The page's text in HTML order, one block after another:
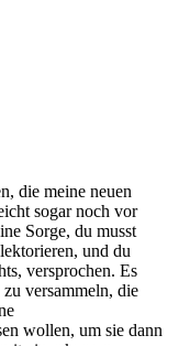
die meine neuen
sogar noch vor
Sorge, du musst
und du
versprochen. Es
versammeln, die
wollen, um sie dann